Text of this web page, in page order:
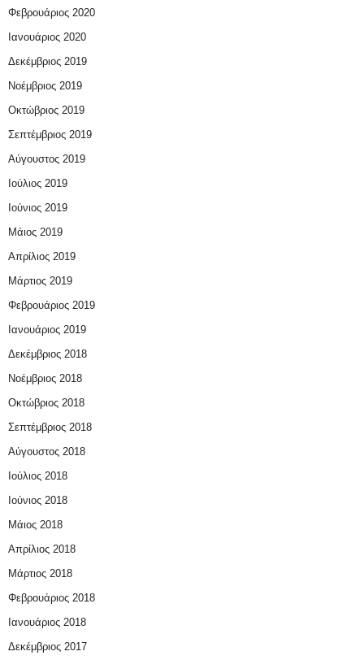
Φεβρουάριος 2020
Ιανουάριος 2020
Δεκέμβριος 2019
Νοέμβριος 2019
Οκτώβριος 2019
Σεπτέμβριος 2019
Αύγουστος 2019
Ιούλιος 2019
Ιούνιος 2019
Μάιος 2019
Απρίλιος 2019
Μάρτιος 2019
Φεβρουάριος 2019
Ιανουάριος 2019
Δεκέμβριος 2018
Νοέμβριος 2018
Οκτώβριος 2018
Σεπτέμβριος 2018
Αύγουστος 2018
Ιούλιος 2018
Ιούνιος 2018
Μάιος 2018
Απρίλιος 2018
Μάρτιος 2018
Φεβρουάριος 2018
Ιανουάριος 2018
Δεκέμβριος 2017